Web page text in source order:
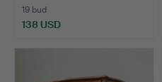
19 bud
138 USD